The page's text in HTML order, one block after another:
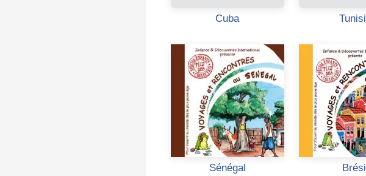
Cuba
Sénégal